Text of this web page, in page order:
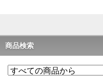
商品検索